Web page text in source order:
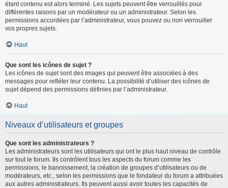
étant contenu est alors terminé. Les sujets peuvent être verrouillés pour
différentes raisons par un modérateur ou un administrateur. Selon les
permissions accordées par l’administrateur, vous pouvez ou non verrouiller
vos propres sujets.
Haut
Que sont les icônes de sujet ?
Les icônes de sujet sont des images qui peuvent être associées à des
messages pour refléter leur contenu. La possibilité d’utiliser des icônes de
sujet dépend des permissions définies par l’administrateur.
Haut
Niveaux d’utilisateurs et groupes
Que sont les administrateurs ?
Les administrateurs sont les utilisateurs qui ont le plus haut niveau de contrôle
sur tout le forum. Ils contrôlent tous les aspects du forum comme les
permissions, le bannissement, la création de groupes d’utilisateurs ou de
modérateurs, etc., selon les permissions que le fondateur du forum a attribuées
aux autres administrateurs. Ils peuvent aussi avoir toutes les capacités de